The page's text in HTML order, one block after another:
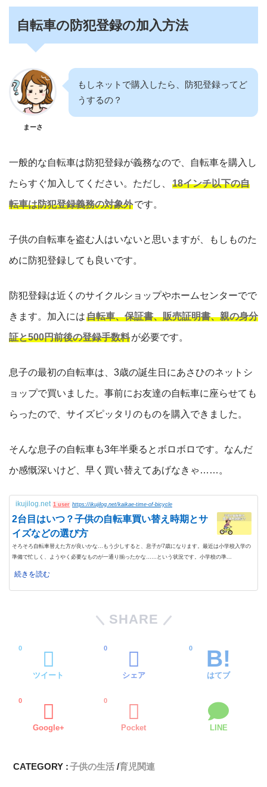
自転車の防犯登録の加入方法
まーさ
もしネットで購入したら、防犯登録ってど
うするの？
一般的な自転車は防犯登録が義務なので、自転車を購入し
たらすぐ加入してください。ただし、 18インチ以下の自
転車は防犯登録義務の対象外です。
子供の自転車を盗む人はいないと思いますが、もしものた
めに防犯登録しても良いです。
防犯登録は近くのサイクルショップやホームセンターでで
きます。加入には自転車、保証書、販売証明書、親の身分
証と500円前後の登録手数料が必要です。
息子の最初の自転車は、3歳の誕生日にあさひのネットシ
ョップで買いました。事前にお友達の自転車に座らせても
らったので、サイズピッタリのものを購入できました。
そんな息子の自転車も3年半乗るとボロボロです。なんだ
か感慨深いけど、早く買い替えてあげなきゃ……。
ikujilog.net 1 user https://ikujilog.net/kaikae-time-of-bicycle
2台目はいつ？子供の自転車買い替え時期とサ
イズなどの選び方
そろそろ自転車替えた方が良いかな…もう少しすると、息子が7歳になります。最近は小学校入学の
準備で忙しく、ようやく必要なものが一通り揃ったかな……という状況です。小学校の準...
続きを読む
SHARE
ツイート
0
シェア
0
はてブ
0
Google+
0
Pocket
0
LINE
CATEGORY :子供の生活 育児関連